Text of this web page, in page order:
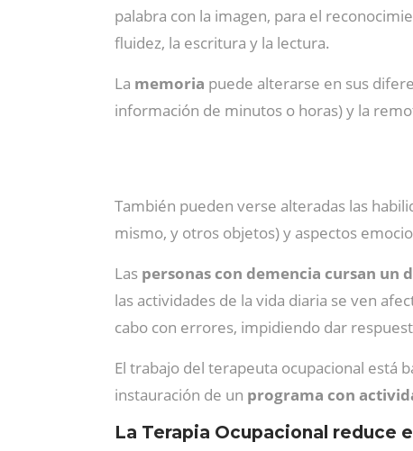
palabra con la imagen, para el
fluidez, la escritura y la lectura.
La memoria puede alterarse en sus
información de minutos o horas) y la
También pueden verse alteradas las
mismo, y otros objetos) y aspectos
Las personas con demencia cursan un
las actividades de la vida diaria se ven
cabo con errores, impidiendo dar
El trabajo del terapeuta ocupacional está
instauración de un programa con
La Terapia Ocupacional reduce